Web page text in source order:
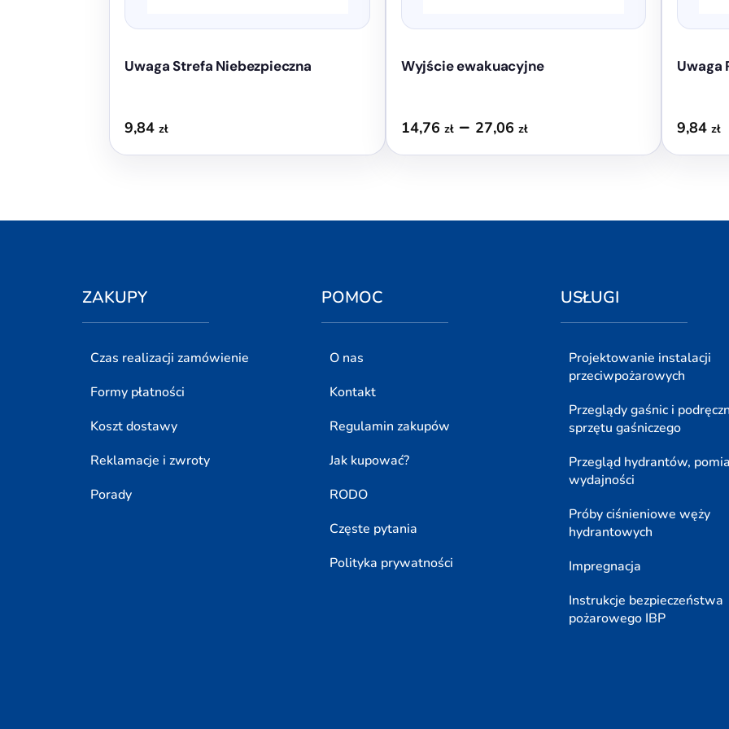
Uwaga Strefa Niebezpieczna
9,84zł
Wyjście ewakuacyjne
14,76 zł – 27,06 złZakres
Uwaga
9,84zł
ZAKUPY
Czas realizacji zamówienie
Formy płatności
Koszt dostawy
Reklamacje i zwroty
Porady
POMOC
O nas
Kontakt
Regulamin zakupów
Jak kupować?
RODO
Częste pytania
Polityka prywatności
USŁUGI
Projektowanie instalacji
przeciwpożarowych
Przeglądy gaśnic i
sprzętu gaśniczego
Przegląd hydrantów,
wydajności
Próby ciśnieniowe węży
hydrantowych
Impregnacja
Instrukcje bezpieczeństwa
pożarowego IBP